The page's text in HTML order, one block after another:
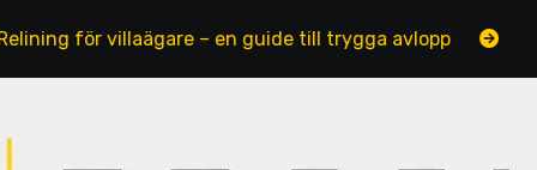
villaägare – en guide till trygga avlopp